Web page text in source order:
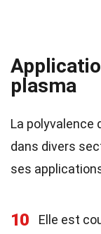
plasma
La polyvalence
dans divers
ses
10
Elle est